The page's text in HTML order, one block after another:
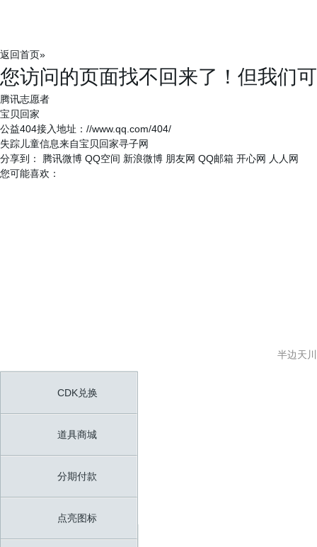
返回首页»
您访问的页面找不回来了！ 但我们
腾讯志愿者
宝贝回家
公益404接入地址： //www.qq.com/404/
失踪儿童信息来自宝贝回家寻子网
分享到：
腾讯微博 QQ空间 新浪微博 朋友网 QQ邮箱 开心网 人人网
您可能喜欢：
CDK兑换
CDK兑换
道具商城
道具商城
分期付款
分期付款
点亮图标
半边天